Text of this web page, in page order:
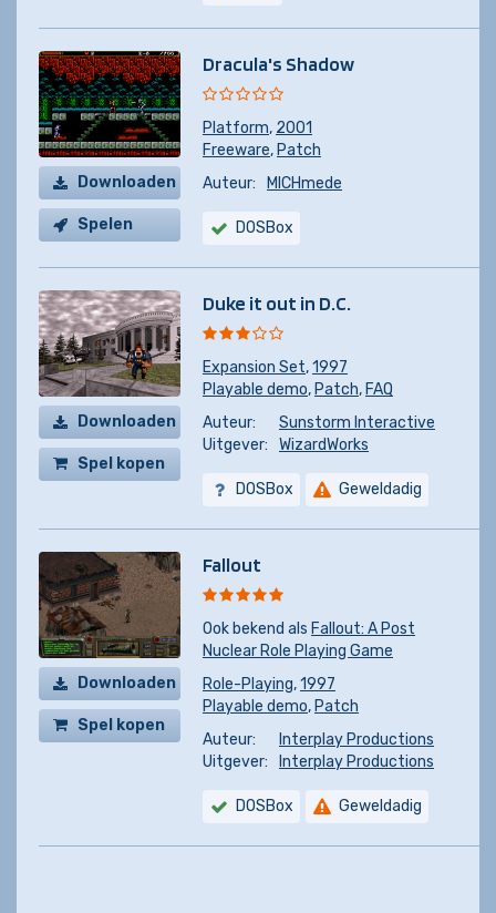
Downloaden
Spelen
Dracula's Shadow
Platform, 2001
Freeware, Patch
Auteur:
MICHmede
DOSBox
Downloaden
Spel kopen
Duke it out in D.C.
Expansion Set,1997
Playable demo, Patch, FAQ
Auteur:
Sunstorm Interactive
Uitgever:
WizardWorks
DOSBox Geweldadig
Downloaden
Spel kopen
Fallout
Ook bekend als Fallout: A Post
Nuclear Role Playing Game
Role-Playing,1997
Playable demo, Patch
Auteur:
Interplay Productions
Uitgever:
Interplay Productions
DOSBox Geweldadig